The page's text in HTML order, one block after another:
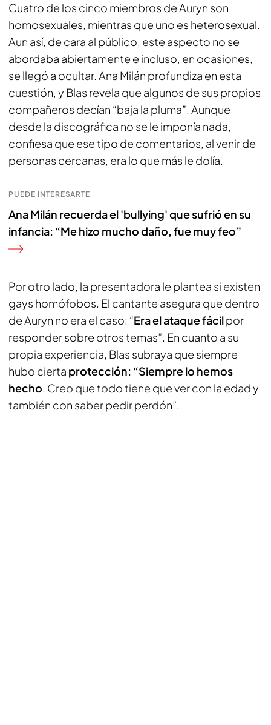
Cuatro de los cinco miembros de Auryn son
homosexuales, mientras que uno es heterosexual.
Aun así, de cara al público, este aspecto no se
abordaba abiertamente e incluso, en ocasiones,
se llegó a ocultar. Ana Milán profundiza en esta
cuestión, y Blas revela que algunos de sus propios
compañeros decían “baja la pluma”. Aunque
desde la discográfica no se le imponía nada,
confiesa que ese tipo de comentarios, al venir de
personas cercanas, era lo que más le dolía.
PUEDE INTERESARTE
Ana Milán recuerda el 'bullying' que sufrió en su
infancia: “Me hizo mucho daño, fue muy feo”
Por otro lado, la presentadora le plantea si existen
gays homófobos. El cantante asegura que dentro
de Auryn no era el caso: “Era el ataque fácilpor
responder sobre otros temas”. En cuanto a su
propia experiencia, Blas subraya que siempre
hubo cierta protección: “Siempre lo hemos
hecho. Creo que todo tiene que ver con la edad y
también con saber pedir perdón”.